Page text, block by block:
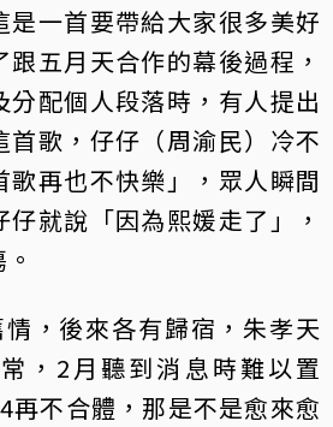
是一首要帶給大家很多美好
五月天合作的幕後過程，
配個人段落時，有人提出
首歌，仔仔（周渝民）冷不
歌再也不快樂」，眾人瞬間
就說「因為熙媛走了」，
，後來各有歸宿，朱孝天
，2月聽到消息時難以置
再不合體，那是不是愈來愈